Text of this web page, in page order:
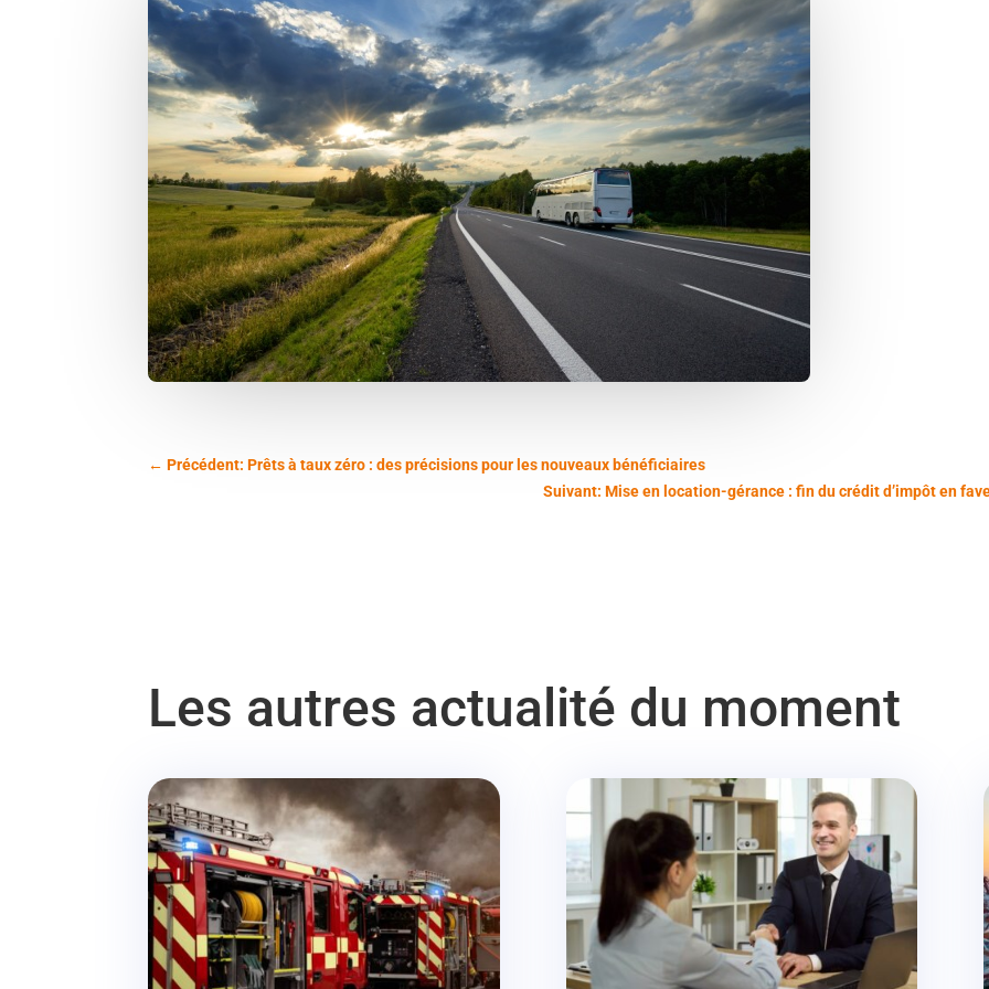
←Précédent: Prêts à taux zéro : des précisions pour les nouveaux bénéficiaires
Suivant: Mise en location-gérance : fin du crédit d’impôt en
Les autres actualité du moment